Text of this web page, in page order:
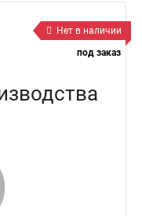
Нет в наличии
под заказ